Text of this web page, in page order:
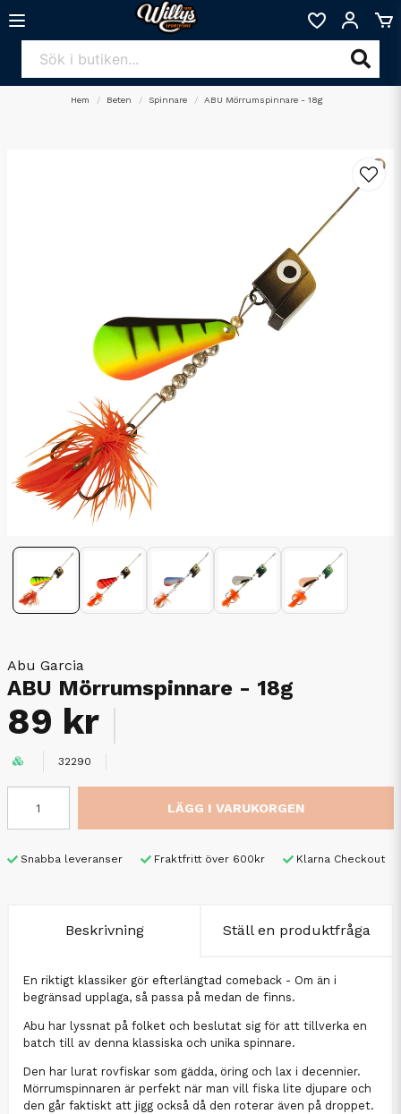
Hem Beten Spinnare ABU Mörrumspinnare - 18g
Abu Garcia
ABU Mörrumspinnare - 18g
89 kr
32290
LÄGG I VARUKORGEN
Snabba leveranser Fraktfritt över 600kr Klarna Checkout
Beskrivning Ställ en produktfråga
En riktigt klassiker gör efterlängtad comeback - Om än i
begränsad upplaga, så passa på medan de finns.
Abu har lyssnat på folket och beslutat sig för att tillverka en
batch till av denna klassiska och unika spinnare.
Den har lurat rovfiskar som gädda, öring och lax i decennier.
Mörrumspinnaren är perfekt när man vill fiska lite djupare och
den går faktiskt att jigg också då den roterar även på droppet.